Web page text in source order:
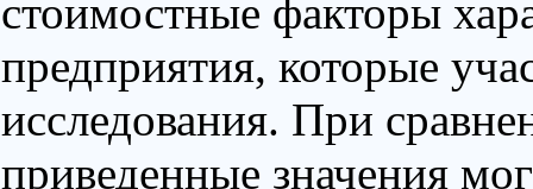
стоимостные факторы
предприятия, которые
исследования. При
приведенные значения